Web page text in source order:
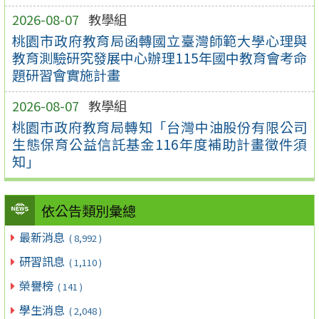
2026-08-07 教學組
桃園市政府教育局函轉國立臺灣師範大學心理與
教育測驗研究發展中心辦理115年國中教育會考命
題研習會實施計畫
2026-08-07 教學組
桃園市政府教育局轉知「台灣中油股份有限公司
生態保育公益信託基金116年度補助計畫徵件須
知」
依公告類別彙總
最新消息 ( 8,992 )
研習訊息 ( 1,110 )
榮譽榜 ( 141 )
學生消息 ( 2,048 )